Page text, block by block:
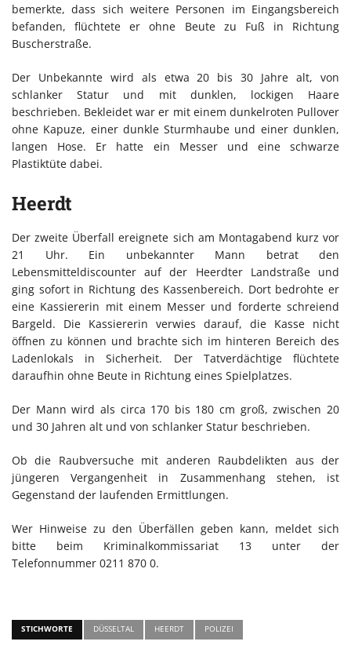
bemerkte, dass sich weitere Personen im Eingangsbereich
befanden, flüchtete er ohne Beute zu Fuß in Richtung
Buscherstraße.
Der Unbekannte wird als etwa 20 bis 30 Jahre alt, von
schlanker Statur und mit dunklen, lockigen Haare
beschrieben. Bekleidet war er mit einem dunkelroten Pullover
ohne Kapuze, einer dunkle Sturmhaube und einer dunklen,
langen Hose. Er hatte ein Messer und eine schwarze
Plastiktüte dabei.
Heerdt
Der zweite Überfall ereignete sich am Montagabend kurz vor
21 Uhr. Ein unbekannter Mann betrat den
Lebensmitteldiscounter auf der Heerdter Landstraße und
ging sofort in Richtung des Kassenbereich. Dort bedrohte er
eine Kassiererin mit einem Messer und forderte schreiend
Bargeld. Die Kassiererin verwies darauf, die Kasse nicht
öffnen zu können und brachte sich im hinteren Bereich des
Ladenlokals in Sicherheit. Der Tatverdächtige flüchtete
daraufhin ohne Beute in Richtung eines Spielplatzes.
Der Mann wird als circa 170 bis 180 cm groß, zwischen 20
und 30 Jahren alt und von schlanker Statur beschrieben.
Ob die Raubversuche mit anderen Raubdelikten aus der
jüngeren Vergangenheit in Zusammenhang stehen, ist
Gegenstand der laufenden Ermittlungen.
Wer Hinweise zu den Überfällen geben kann, meldet sich
bitte beim Kriminalkommissariat 13 unter der
Telefonnummer 0211 870 0.
STICHWORTE DÜSSELTAL HEERDT POLIZEI